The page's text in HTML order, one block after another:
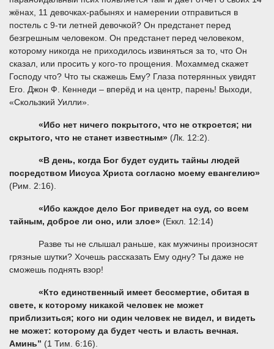
жёнах, 11 девочках-рабынях и намерении отправиться в
постель с 9-ти летней девочкой? Он предстанет перед
безгрешным человеком. Он предстанет перед человеком,
которому никогда не приходилось извиняться за то, что Он
сказал, или просить у кого-то прощения. Мохаммед скажет
Господу что? Что ты скажешь Ему? Глаза потерянных увидят
Его. Джон Ф. Кеннеди – вперёд и на центр, парень! Выходи,
«Скользкий Уилли».
«Ибо нет ничего покрытого, что не откроется; ни
скрытого, что не станет известным» (Лк. 12:2).
«В день, когда Бог будет судить тайны людей
посредством Иисуса Христа согласно моему евангелию»
(Рим. 2:16).
«Ибо каждое дело Бог приведет на суд, со всем
тайным, доброе ли оно, или злое» (Еккл. 12:14)
Разве ты не слышал раньше, как мужчины произносят
грязные шутки? Хочешь рассказать Ему одну? Ты даже не
сможешь поднять взор!
«Кто единственный имеет бессмертие, обитая в
свете, к которому никакой человек не может
приблизиться; кого ни один человек не видел, и видеть
не может: которому да будет честь и власть вечная.
Аминь” (1 Тим. 6:16).